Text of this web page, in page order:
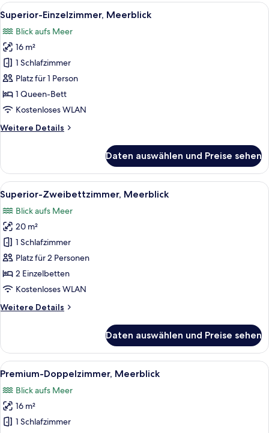
Alle
Fotos
für
Superior-
Einzelzimmer,
Meerblick
anzeigen
Ein Hotelzimmer mit Bett,
5
Superior-Einzelzimmer, Meerblick
Blick aufs Meer
16 m²
1 Schlafzimmer
Platz für 1 Person
1 Queen-Bett
Kostenloses WLAN
Weitere Details
Weitere
Einzelzimmer,
Meerblick
Daten auswählen und Preise sehen
Alle
Fotos
für
Superior-
Zweibettzimmer,
Meerblick
anzeigen
Ein Hotelzimmer mit einem großen
8
Superior-Zweibettzimmer, Meerblick
Blick aufs Meer
20 m²
1 Schlafzimmer
Platz für 2 Personen
2 Einzelbetten
Kostenloses WLAN
Weitere Details
Weitere
Zweibettzimmer,
Meerblick
Daten auswählen und Preise sehen
Alle
Fotos
für
Premium-
Doppelzimmer,
Ein modernes Hotelzimmer mit
9
Premium-Doppelzimmer, Meerblick
Blick aufs Meer
16 m²
1 Schlafzimmer